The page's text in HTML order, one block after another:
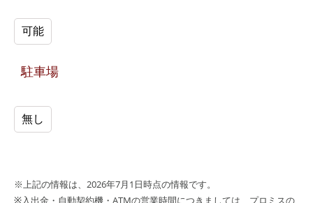
可能
駐車場
無し
※上記の情報は、2026年7月1日時点の情報です。